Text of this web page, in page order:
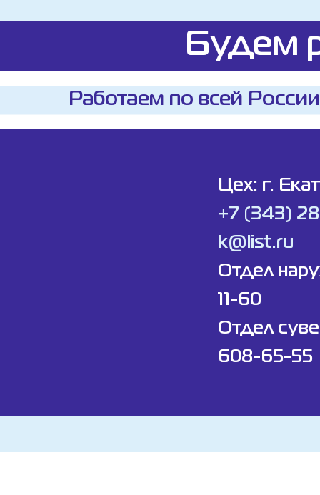
Будем
Работаем по всей
Цех: г.
+7 (343)
k@list.ru
Отдел
11-60
Отдел
608-65-55